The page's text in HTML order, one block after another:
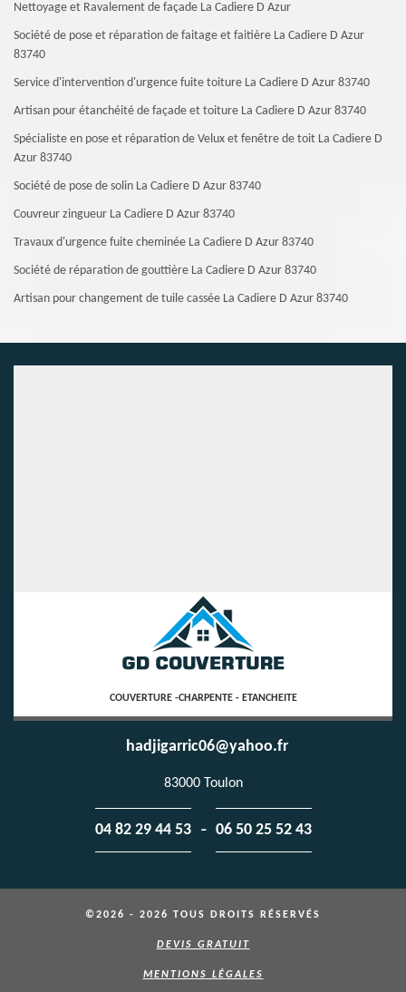
Nettoyage et Ravalement de façade La Cadiere D Azur
Société de pose et réparation de faitage et faitière La Cadiere D Azur
83740
Service d'intervention d'urgence fuite toiture La Cadiere D Azur 83740
Artisan pour étanchéité de façade et toiture La Cadiere D Azur 83740
Spécialiste en pose et réparation de Velux et fenêtre de toit La Cadiere D
Azur 83740
Société de pose de solin La Cadiere D Azur 83740
Couvreur zingueur La Cadiere D Azur 83740
Travaux d'urgence fuite cheminée La Cadiere D Azur 83740
Société de réparation de gouttière La Cadiere D Azur 83740
Artisan pour changement de tuile cassée La Cadiere D Azur 83740
COUVERTURE -CHARPENTE - ETANCHEITE
hadjigarric06@yahoo.fr
83000 Toulon
04 82 29 44 53 - 06 50 25 52 43
©2026 - 2026 TOUS DROITS RÉSERVÉS
DEVIS GRATUIT
MENTIONS LÉGALES